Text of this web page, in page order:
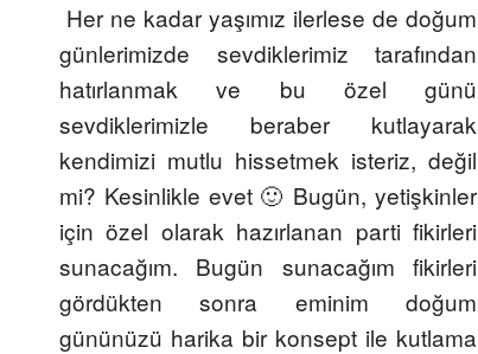
Her ne kadar yaşımız ilerlese de doğum
günlerimizde sevdiklerimiz tarafından
hatırlanmak ve bu özel günü
sevdiklerimizle beraber kutlayarak
kendimizi mutlu hissetmek isteriz, değil
mi? Kesinlikle evet 🙂 Bugün, yetişkinler
için özel olarak hazırlanan parti fikirleri
sunacağım. Bugün sunacağım fikirleri
gördükten sonra eminim doğum
gününüzü harika bir konsept ile kutlama